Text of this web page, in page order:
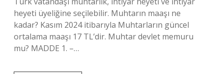
heyeti üyeliğine seçilebilir. Muhtarın maaşı ne
kadar? Kasım 2024 itibarıyla Muhtarların güncel
ortalama maaşı 17 TL’dir. Muhtar devlet memuru
mu? MADDE 1. –…